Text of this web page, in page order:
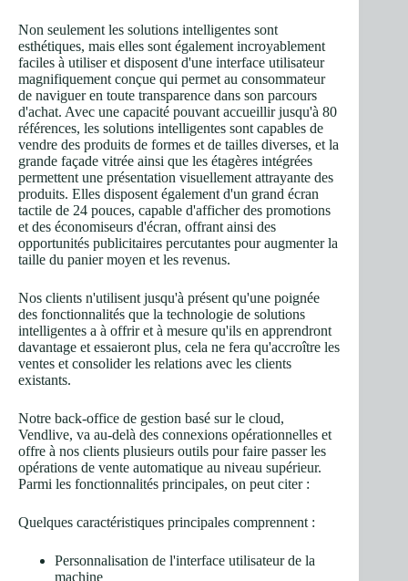
Non seulement les solutions intelligentes sont
esthétiques, mais elles sont également incroyablement
faciles à utiliser et disposent d'une interface utilisateur
magnifiquement conçue qui permet au consommateur
de naviguer en toute transparence dans son parcours
d'achat. Avec une capacité pouvant accueillir jusqu'à 80
références, les solutions intelligentes sont capables de
vendre des produits de formes et de tailles diverses, et la
grande façade vitrée ainsi que les étagères intégrées
permettent une présentation visuellement attrayante des
produits. Elles disposent également d'un grand écran
tactile de 24 pouces, capable d'afficher des promotions
et des économiseurs d'écran, offrant ainsi des
opportunités publicitaires percutantes pour augmenter la
taille du panier moyen et les revenus.
Nos clients n'utilisent jusqu'à présent qu'une poignée
des fonctionnalités que la technologie de solutions
intelligentes a à offrir et à mesure qu'ils en apprendront
davantage et essaieront plus, cela ne fera qu'accroître les
ventes et consolider les relations avec les clients
existants.
Notre back-office de gestion basé sur le cloud,
Vendlive, va au-delà des connexions opérationnelles et
offre à nos clients plusieurs outils pour faire passer les
opérations de vente automatique au niveau supérieur.
Parmi les fonctionnalités principales, on peut citer :
Quelques caractéristiques principales comprennent :
Personnalisation de l'interface utilisateur de la
machine